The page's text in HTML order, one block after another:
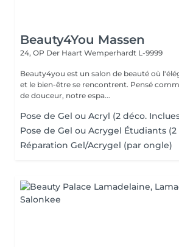
Beauty4You Massen
24, OP Der Haart Wemperhardt L-9999
Beauty4you est un salon de beauté où
et le bien-être se rencontrent. Pensé
de douceur, notre espa...
Pose de Gel ou Acryl (2 déco.
Pose de Gel ou Acrygel Étudiants
Réparation Gel/Acrygel (par ongle)